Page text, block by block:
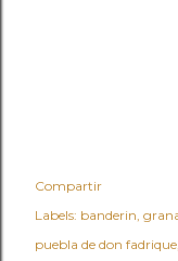
Compartir
Labels: banderin
puebla de don fadrique